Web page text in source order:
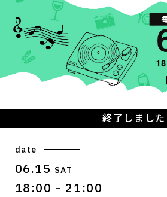
終了しました
date
06.15 SAT
18:00 - 21:00